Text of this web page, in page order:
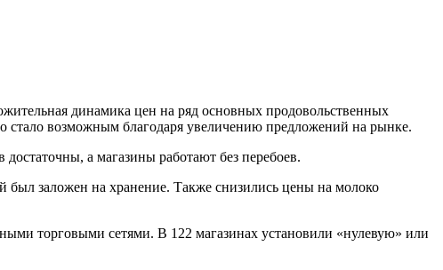
динамика цен на ряд основных продовольственных
стало возможным благодаря увеличению предложений на рынке.
а магазины работают без перебоев.
был заложен на хранение. Также снизились цены на молоко
торговыми сетями. В 122 магазинах установили «нулевую» или